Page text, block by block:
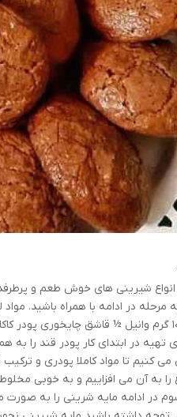
شیرینی های خوش طعم و
تهیه در ابتدای کار پودر قند را به
تا مواد کاملا پودری و ترکیب
آن می افزاییم و به خوبی مخلوط